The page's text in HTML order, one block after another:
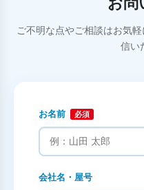
ご不明な点やご相談はお気
信い
お名前 必須
会社名・屋号